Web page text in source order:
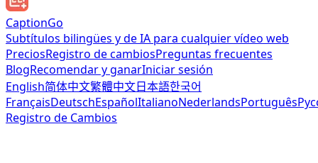
CaptionGo
Subtítulos bilingües y de IA para cualquier vídeo web
PreciosRegistro de cambiosPreguntas frecuentes
BlogRecomendar y ganarIniciar sesión
English简体中文繁體中文日本語한국어
FrançaisDeutschEspañolItalianoNederlandsPortuguês
Registro de Cambios